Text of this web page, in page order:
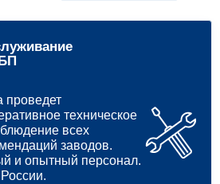
проведет
техническое
всех
заводов.
и опытный персонал.